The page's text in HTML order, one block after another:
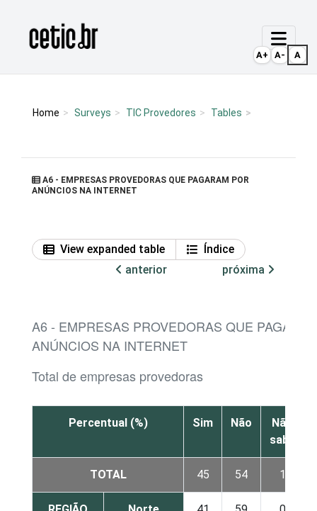
Página inicial
Home Surveys TIC Provedores Tables
A6 - EMPRESAS PROVEDORAS QUE PAGARAM POR
ANÚNCIOS NA INTERNET
View expanded table
Índice
anterior
próxima
A6 - EMPRESAS PROVEDORAS QUE
ANÚNCIOS NA INTERNET
Total de empresas provedoras
Percentual (%) Sim Não
Não
sabe
TOTAL 45 54 1
A+ A- A